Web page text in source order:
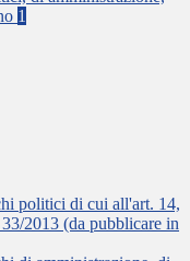
1
politici di cui all'art. 14,
2013 (da pubblicare in